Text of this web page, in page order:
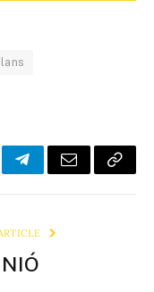
TelegramEmail Copy